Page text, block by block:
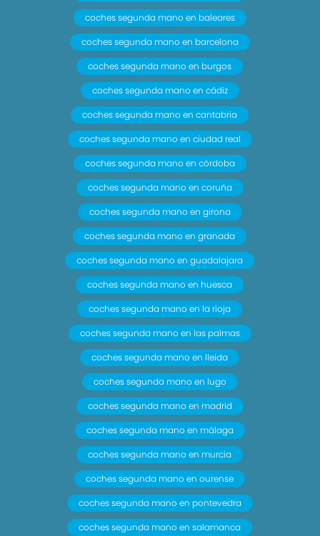
coches segunda mano en baleares
coches segunda mano en barcelona
coches segunda mano en burgos
coches segunda mano en cádiz
coches segunda mano en cantabria
coches segunda mano en ciudad real
coches segunda mano en córdoba
coches segunda mano en coruña
coches segunda mano en girona
coches segunda mano en granada
coches segunda mano en guadalajara
coches segunda mano en huesca
coches segunda mano en la rioja
coches segunda mano en las palmas
coches segunda mano en lleida
coches segunda mano en lugo
coches segunda mano en madrid
coches segunda mano en málaga
coches segunda mano en murcia
coches segunda mano en ourense
coches segunda mano en pontevedra
coches segunda mano en salamanca